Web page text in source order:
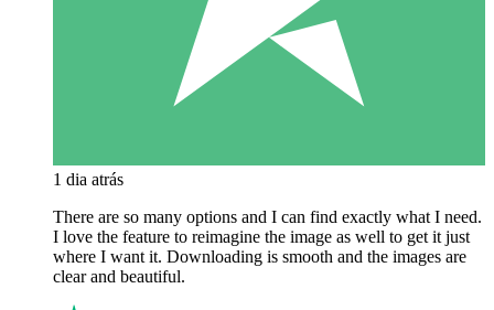
1 dia atrás
There are so many options and I can find exactly what I need.
I love the feature to reimagine the image as well to get it just
where I want it. Downloading is smooth and the images are
clear and beautiful.